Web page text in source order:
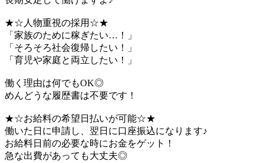
★☆人物重視の採用☆★
「家族のために稼ぎたい…！」
「そろそろ社会復帰したい！」
「育児や家庭と両立したい！」
働く理由は何でもOK◎
めんどうな履歴書は不要です！
★☆お給料の希望日払いが可能☆★
働いた日に申請し、翌日に口座振込になります♪
お給料日前の必要な時にお金をゲット！
急な出費があっても大丈夫◎